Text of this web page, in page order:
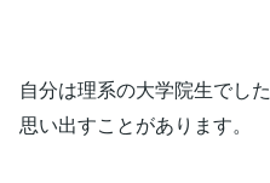
自分は理系の大学院生でし
思い出すことがあります。